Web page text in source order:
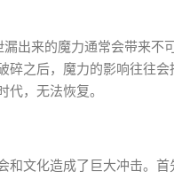
出来的魔力通常会带来不
碎之后，魔力的影响往往
，无法恢复。
和文化造成了巨大冲击。